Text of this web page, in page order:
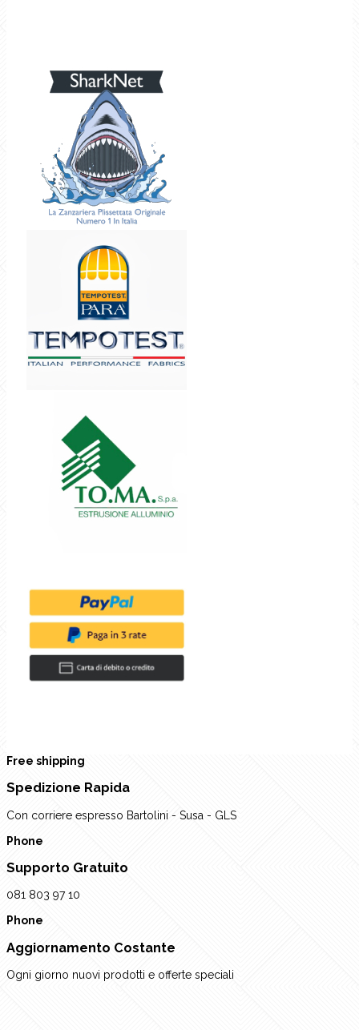
Free shipping
Spedizione Rapida
Con corriere espresso Bartolini - Susa - GLS
Phone
Supporto Gratuito
081 803 97 10
Phone
Aggiornamento Costante
Ogni giorno nuovi prodotti e offerte speciali